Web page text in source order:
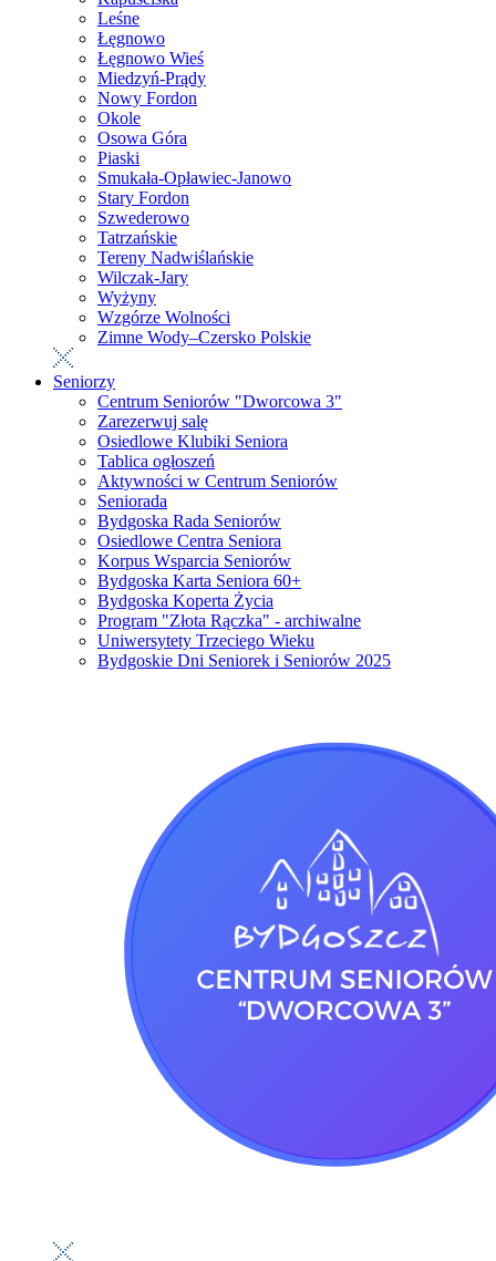
Leśne
Łęgnowo
Łęgnowo Wieś
Miedzyń-Prądy
Nowy Fordon
Okole
Osowa Góra
Piaski
Smukała-Opławiec-Janowo
Stary Fordon
Szwederowo
Tatrzańskie
Tereny Nadwiślańskie
Wilczak-Jary
Wyżyny
Wzgórze Wolności
Zimne Wody–Czersko Polskie
Seniorzy
Centrum Seniorów "Dworcowa 3"
Zarezerwuj salę
Osiedlowe Klubiki Seniora
Tablica ogłoszeń
Aktywności w Centrum Seniorów
Seniorada
Bydgoska Rada Seniorów
Osiedlowe Centra Seniora
Korpus Wsparcia Seniorów
Bydgoska Karta Seniora 60+
Bydgoska Koperta Życia
Program "Złota Rączka" - archiwalne
Uniwersytety Trzeciego Wieku
Bydgoskie Dni Seniorek i Seniorów 2025